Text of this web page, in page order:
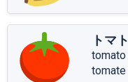
トマト
tomato
tomate